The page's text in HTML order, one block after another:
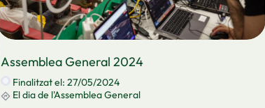
Assemblea General 2024
Finalitzat el: 27/05/2024
El dia de l'Assemblea General